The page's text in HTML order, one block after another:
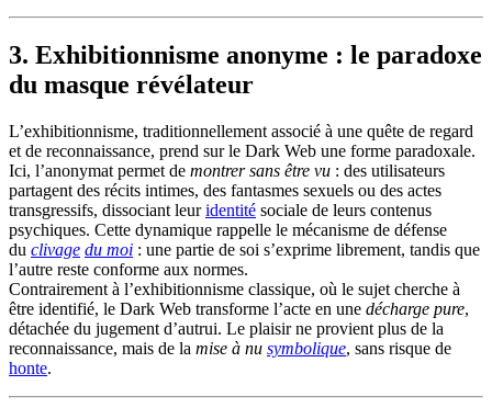
3. Exhibitionnisme anonyme : le paradoxe
du masque révélateur
L’exhibitionnisme, traditionnellement associé à une quête de regard
et de reconnaissance, prend sur le Dark Web une forme paradoxale.
Ici, l’anonymat permet de montrer sans être vu : des utilisateurs
partagent des récits intimes, des fantasmes sexuels ou des actes
transgressifs, dissociant leuridentité sociale de leurs contenus
psychiques. Cette dynamique rappelle le mécanisme de défense
du clivage du moi : une partie de soi s’exprime librement, tandis que
l’autre reste conforme aux normes.
Contrairement à l’exhibitionnisme classique, où le sujet cherche à
être identifié, le Dark Web transforme l’acte en une décharge pure,
détachée du jugement d’autrui. Le plaisir ne provient plus de la
reconnaissance, mais de la mise à nu symbolique, sans risque de
honte.